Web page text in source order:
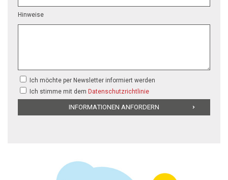
Hinweise
Ich möchte per Newsletter informiert werden
Ich stimme mit dem Datenschutzrichtlinie